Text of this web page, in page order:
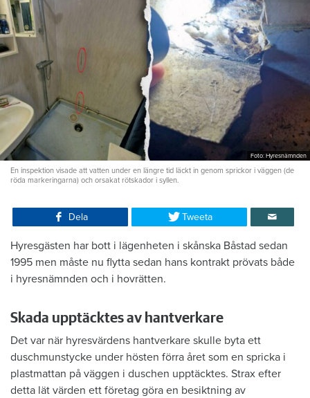
Foto: Hyresnämnden
En inspektion visade att vatten under en längre tid läckt in genom sprickor i väggen (de
röda markeringarna) och orsakat rötskador i syllen.
Dela Tweeta
Hyresgästen har bott i lägenheten i skånska Båstad sedan
1995 men måste nu flytta sedan hans kontrakt prövats både
i hyresnämnden och i hovrätten.
Skada upptäcktes av hantverkare
Det var när hyresvärdens hantverkare skulle byta ett
duschmunstycke under hösten förra året som en spricka i
plastmattan på väggen i duschen upptäcktes. Strax efter
detta lät värden ett företag göra en besiktning av